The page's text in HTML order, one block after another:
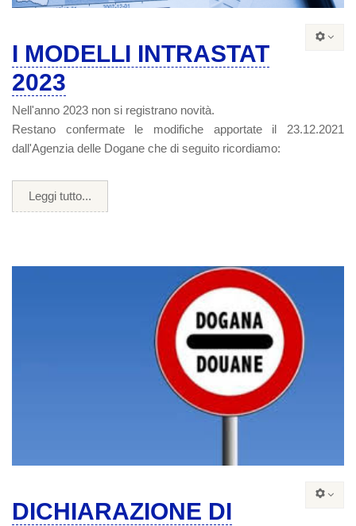
I MODELLI INTRASTAT
2023
Nell'anno 2023 non si registrano novità.
Restano confermate le modifiche apportate il 23.12.2021
dall'Agenzia delle Dogane che di seguito ricordiamo:
Leggi tutto...
DICHIARAZIONE DI